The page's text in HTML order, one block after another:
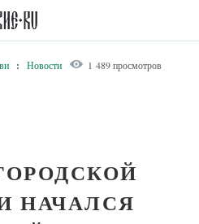
: Новости 1 489 просмотров
НАЧАЛСЯ